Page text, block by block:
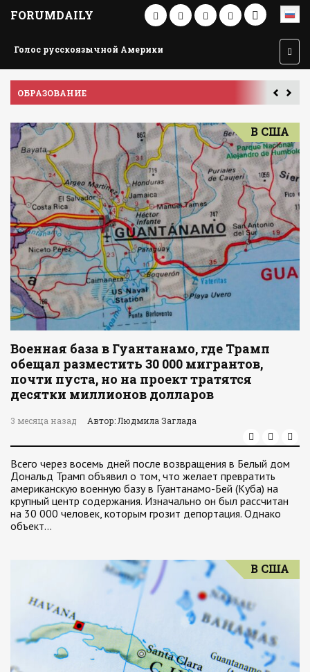
FORUMDAILY
Голос русскоязычной Америки
ПУТЕШЕСТВИЕ ПО АМЕРИКЕ
В США
Военная база в Гуантанамо, где Трамп
обещал разместить 30 000 мигрантов,
почти пуста, но на проект тратятся
десятки миллионов долларов
3 месяца назад Автор: Людмила Заглада
Всего через восемь дней после возвращения в Белый дом
Дональд Трамп объявил о том, что желает превратить
американскую военную базу в Гуантанамо-Бей (Куба) на
крупный центр содержания. Изначально он был рассчитан
на 30 000 человек, которым грозит депортация. Однако
объект…
В США